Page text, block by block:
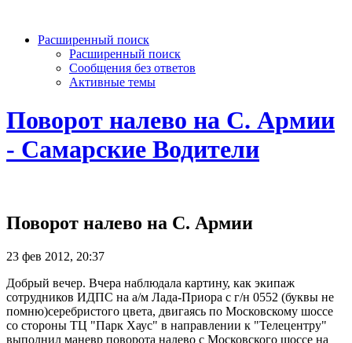
Расширенный поиск
Расширенный поиск
Сообщения без ответов
Активные темы
Поворот налево на С. Армии
- Самарские Водители
Поворот налево на С. Армии
23 фев 2012, 20:37
Добрый вечер. Вчера наблюдала картину, как экипаж
сотрудников ИДПС на а/м Лада-Приора с г/н 0552 (буквы не
помню)серебристого цвета, двигаясь по Московскому шоссе
со стороны ТЦ "Парк Хаус" в направлении к "Телецентру"
выполнил маневр поворота налево с Московского шоссе на